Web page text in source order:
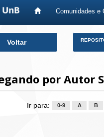
Comunidades e
Voltar
por Autor
Ir para: 0-9 A B